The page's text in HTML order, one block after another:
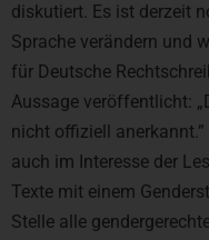
diskutiert. Es ist derzeit
Sprache verändern und
für Deutsche
Aussage veröffentlicht:
nicht offiziell
auch im Interesse der
Texte mit einem
Stelle alle